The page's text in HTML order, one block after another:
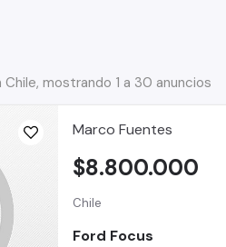
mostrando 1 a 30 anuncios
Marco Fuentes
Chile
Ford Focus
$8.800.000